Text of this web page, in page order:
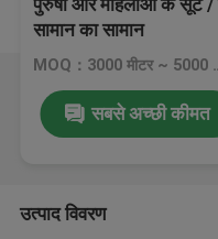
पुरुषों और महिलाओं के सूट
सामान का सामान
MOQ：
सबसे अच्छी कीमत
उत्पाद विवरण